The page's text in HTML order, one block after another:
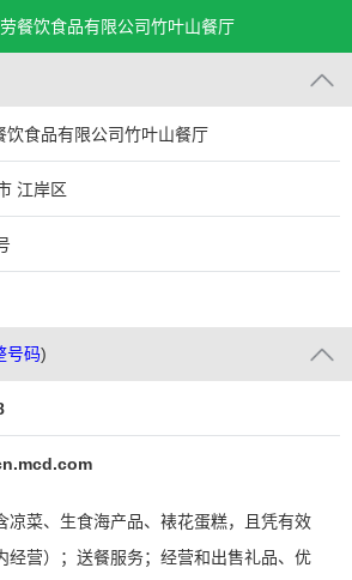
餐饮食品有限公司竹叶山餐厅
食品有限公司竹叶山餐厅
江岸区
号码)
凉菜、生食海产品、裱花蛋糕，且凭有效
经营）；送餐服务；经营和出售礼品、优